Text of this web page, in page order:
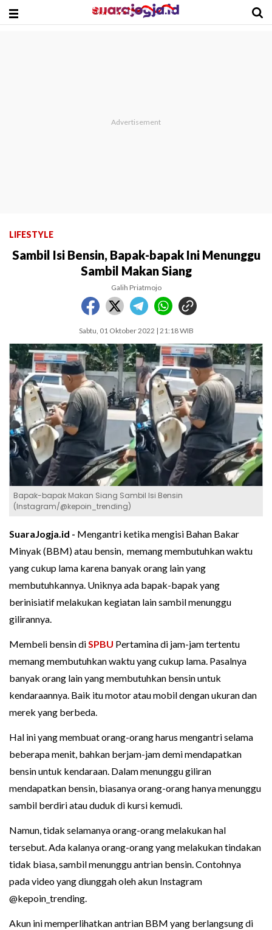
LIFESTYLE
Sambil Isi Bensin, Bapak-bapak Ini Menunggu
Sambil Makan Siang
Galih Priatmojo
Sabtu, 01 Oktober 2022 | 21:18 WIB
Bapak-bapak Makan Siang Sambil Isi Bensin
(Instagram/@kepoin_trending)
SuaraJogja.id - Mengantri ketika mengisi Bahan Bakar
Minyak (BBM) atau bensin, memang membutuhkan waktu
yang cukup lama karena banyak orang lain yang
membutuhkannya. Uniknya ada bapak-bapak yang
berinisiatif melakukan kegiatan lain sambil menunggu
gilirannya.
Membeli bensin diSPBU Pertamina di jam-jam tertentu
memang membutuhkan waktu yang cukup lama. Pasalnya
banyak orang lain yang membutuhkan bensin untuk
kendaraannya. Baik itu motor atau mobil dengan ukuran dan
merek yang berbeda.
Hal ini yang membuat orang-orang harus mengantri selama
beberapa menit, bahkan berjam-jam demi mendapatkan
bensin untuk kendaraan. Dalam menunggu giliran
mendapatkan bensin, biasanya orang-orang hanya menunggu
sambil berdiri atau duduk di kursi kemudi.
Namun, tidak selamanya orang-orang melakukan hal
tersebut. Ada kalanya orang-orang yang melakukan tindakan
tidak biasa, sambil menunggu antrian bensin. Contohnya
pada video yang diunggah oleh akun Instagram
@kepoin_trending.
Akun ini memperlihatkan antrian BBM yang berlangsung di